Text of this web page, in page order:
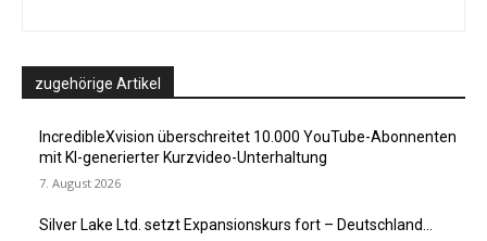
zugehörige Artikel
IncredibleXvision überschreitet 10.000 YouTube-Abonnenten
mit KI-generierter Kurzvideo-Unterhaltung
7. August 2026
Silver Lake Ltd. setzt Expansionskurs fort – Deutschland...